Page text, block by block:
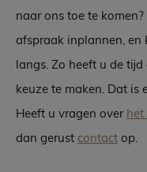
naar ons toe te
afspraak inplannen, en
langs. Zo heeft u de
keuze te maken. Dat is
Heeft u vragen over het
dan gerust contact op.